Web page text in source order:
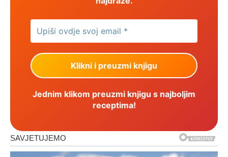
Jednim klikom preuzmi knjigu s najboljim
receptima!